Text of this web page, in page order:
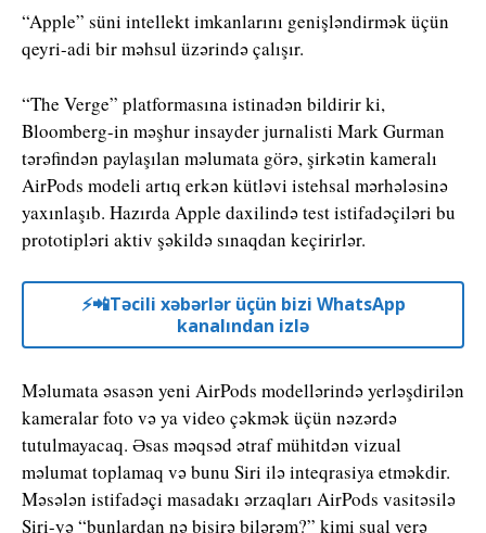
“Apple” süni intellekt imkanlarını genişləndirmək üçün
qeyri-adi bir məhsul üzərində çalışır.
“The Verge” platformasına istinadən bildirir ki,
Bloomberg-in məşhur insayder jurnalisti Mark Gurman
tərəfindən paylaşılan məlumata görə, şirkətin kameralı
AirPods modeli artıq erkən kütləvi istehsal mərhələsinə
yaxınlaşıb. Hazırda Apple daxilində test istifadəçiləri bu
prototipləri aktiv şəkildə sınaqdan keçirirlər.
⚡️📲Təcili xəbərlər üçün bizi WhatsApp
kanalından izlə
Məlumata əsasən yeni AirPods modellərində yerləşdirilən
kameralar foto və ya video çəkmək üçün nəzərdə
tutulmayacaq. Əsas məqsəd ətraf mühitdən vizual
məlumat toplamaq və bunu Siri ilə inteqrasiya etməkdir.
Məsələn istifadəçi masadakı ərzaqları AirPods vasitəsilə
Siri-yə “bunlardan nə bişirə bilərəm?” kimi sual verə